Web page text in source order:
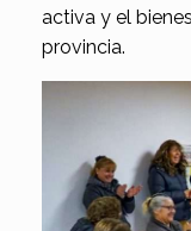
activa y el
provincia.